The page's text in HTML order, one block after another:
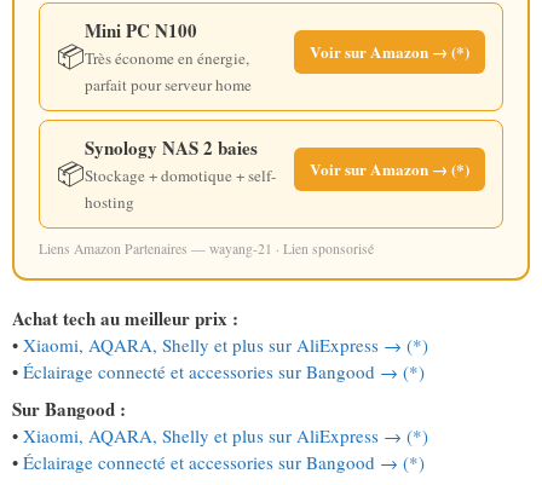
📦
Mini PC N100
Très économe en énergie,
parfait pour serveur home
Voir sur Amazon → (*)
📦
Synology NAS 2 baies
Stockage + domotique + self-
hosting
Voir sur Amazon → (*)
Liens Amazon Partenaires — wayang-21 · Lien sponsorisé
Achat tech au meilleur prix :
• Xiaomi, AQARA, Shelly et plus sur AliExpress → (*)
• Éclairage connecté et accessories sur Bangood → (*)
Sur Bangood :
• Xiaomi, AQARA, Shelly et plus sur AliExpress → (*)
• Éclairage connecté et accessories sur Bangood → (*)